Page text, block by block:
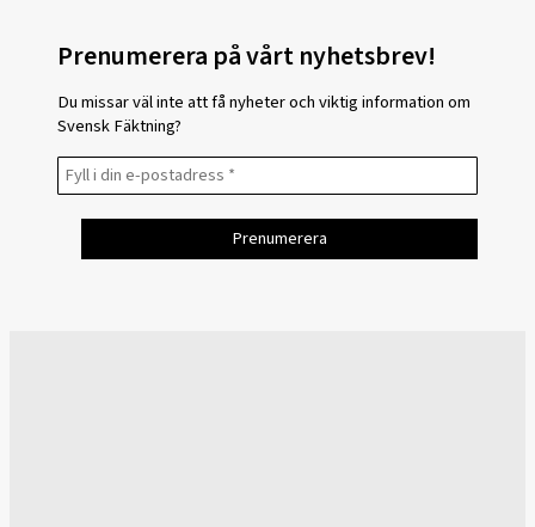
Prenumerera på vårt nyhetsbrev!
Du missar väl inte att få nyheter och viktig information om
Svensk Fäktning?